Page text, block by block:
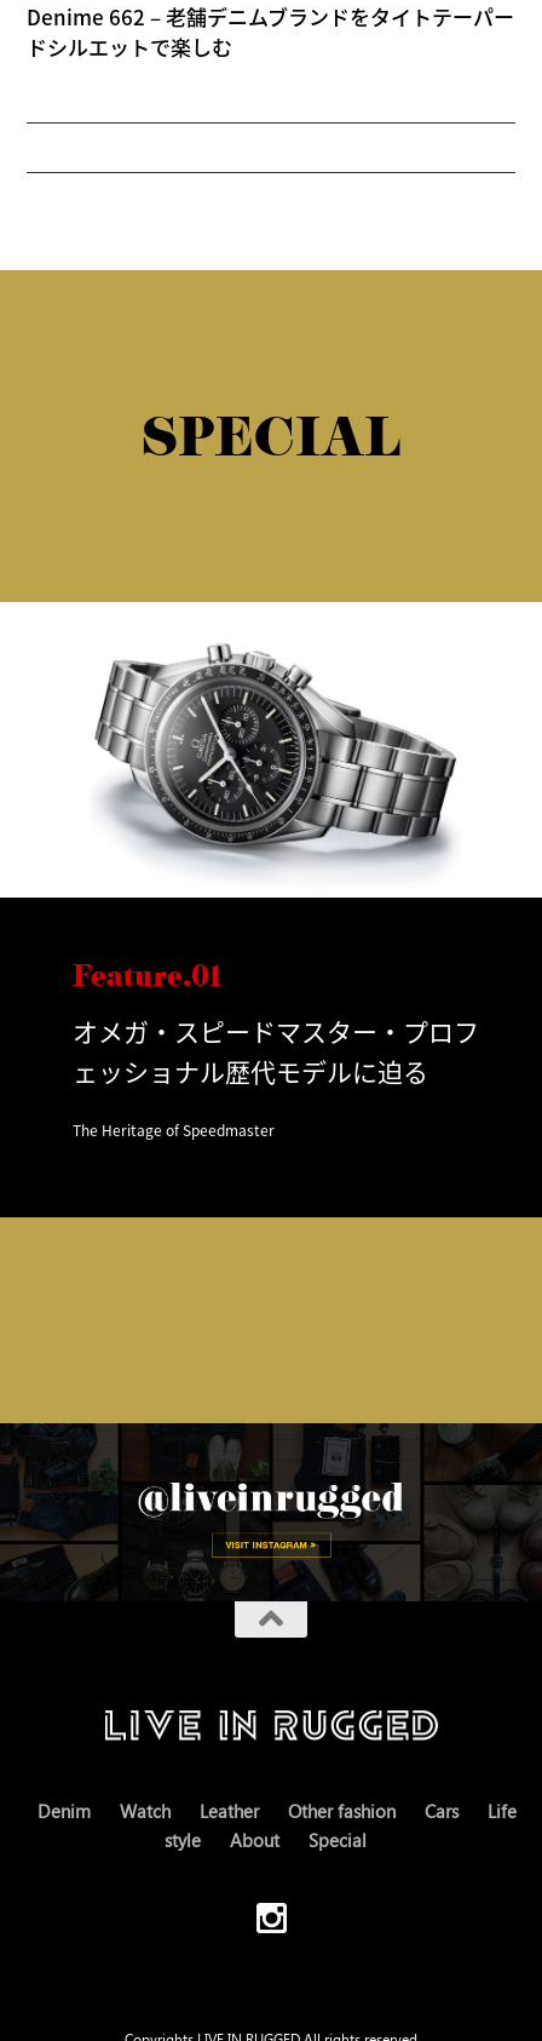
Denime 662 – 老舗デニムブランドをタイトテーパー
ドシルエットで楽しむ
SPECIAL
Feature.01
オメガ・スピードマスター・プロフ
ェッショナル歴代モデルに迫る
The Heritage of Speedmaster
Denim Watch Leather Other fashion Cars
Life
style
About Special